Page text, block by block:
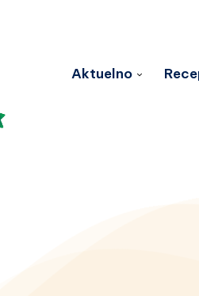
Aktuelno